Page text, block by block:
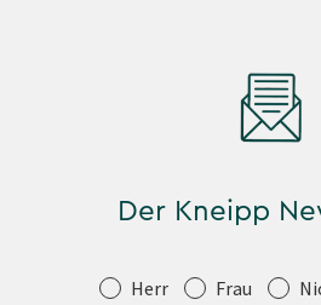
Der Kneipp
Anrede Herr Frau